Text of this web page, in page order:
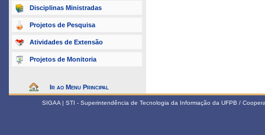
Disciplinas Ministradas
Projetos de Pesquisa
Atividades de Extensão
Projetos de Monitoria
Ir ao Menu Principal
SIGAA | STI - Superintendência de Tecnologia da Informação da UFPB /